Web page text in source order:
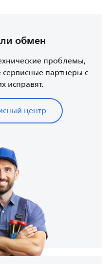
обмен
проблемы,
партнеры с
исправят.
центр